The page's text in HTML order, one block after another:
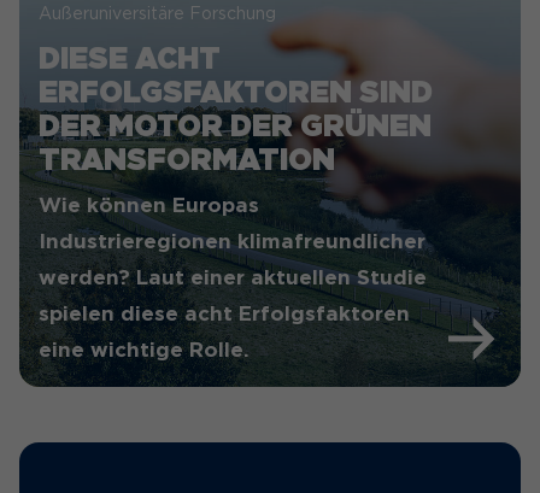
Außeruniversitäre Forschung
DIESE ACHT
ERFOLGSFAKTOREN SIND
DER MOTOR DER GRÜNEN
TRANSFORMATION
Wie können Europas
Industrieregionen klimafreundlicher
werden? Laut einer aktuellen Studie
spielen diese acht Erfolgsfaktoren
eine wichtige Rolle.